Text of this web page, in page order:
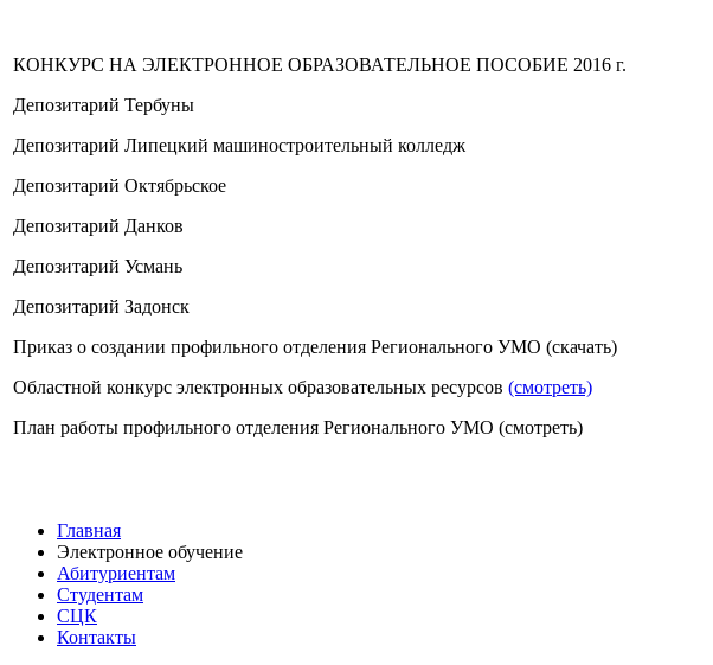
КОНКУРС НА ЭЛЕКТРОННОЕ ОБРАЗОВАТЕЛЬНОЕ ПОСОБИЕ 2016 г.
Депозитарий Тербуны
Депозитарий Липецкий машиностроительный колледж
Депозитарий Октябрьское
Депозитарий Данков
Депозитарий Усмань
Депозитарий Задонск
Приказ о создании профильного отделения Регионального УМО (скачать)
Областной конкурс электронных образовательных ресурсов (смотреть)
План работы профильного отделения Регионального УМО (смотреть)
Главная
Электронное обучение
Абитуриентам
Студентам
СЦК
Контакты